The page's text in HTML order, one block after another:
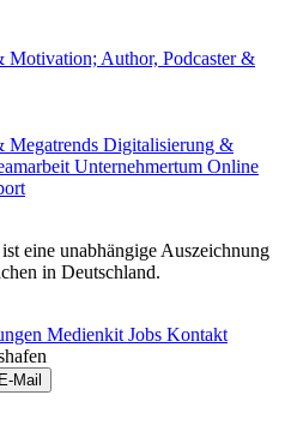
Motivation; Author, Podcaster &
Digitalisierung &
Unternehmertum Online
eine unabhängige Auszeichnung
in Deutschland.
Medienkit Jobs Kontakt
E-Mail